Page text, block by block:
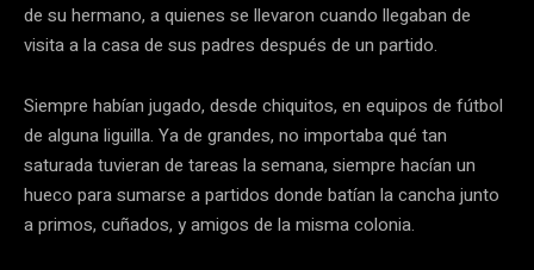
de su hermano, a quienes se llevaron cuando llegaban de
visita a la casa de sus padres después de un partido.
Siempre habían jugado, desde chiquitos, en equipos de fútbol
de alguna liguilla. Ya de grandes, no importaba qué tan
saturada tuvieran de tareas la semana, siempre hacían un
hueco para sumarse a partidos donde batían la cancha junto
a primos, cuñados, y amigos de la misma colonia.